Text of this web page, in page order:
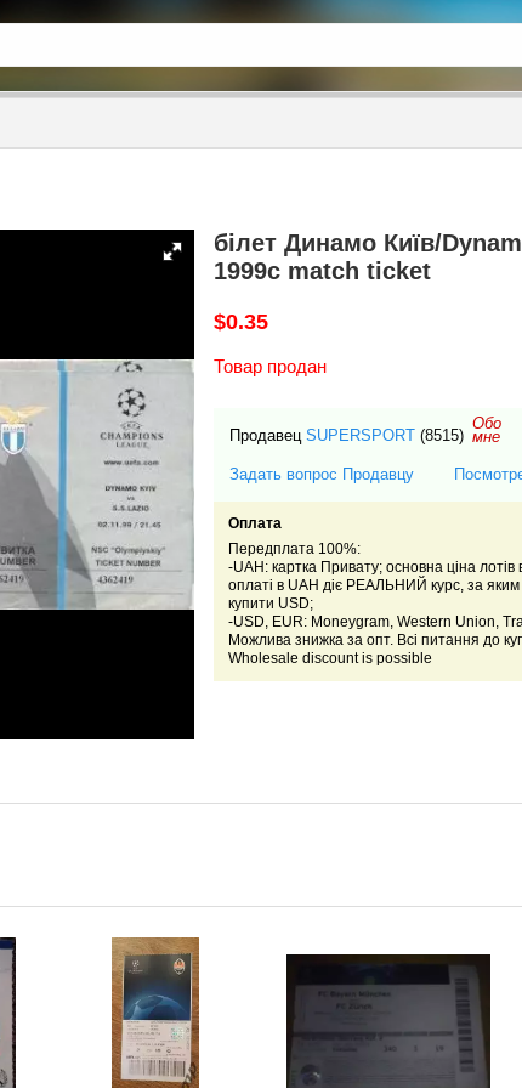
білет Динамо Київ/
1999c match ticket
$0.35
Товар продан
Продавец SUPERSPORT (8515)
Обо
мне
Задать вопрос Продавцу
Оплата
Передплата 100%:
-UAH: картка Привату; основна ціна лотів
оплаті в UAH діє РЕАЛЬНИЙ курс, за
купити USD;
-USD, EUR: Moneygram, Western Union,
Можлива знижка за опт. Всі питання до
Wholesale discount is possible